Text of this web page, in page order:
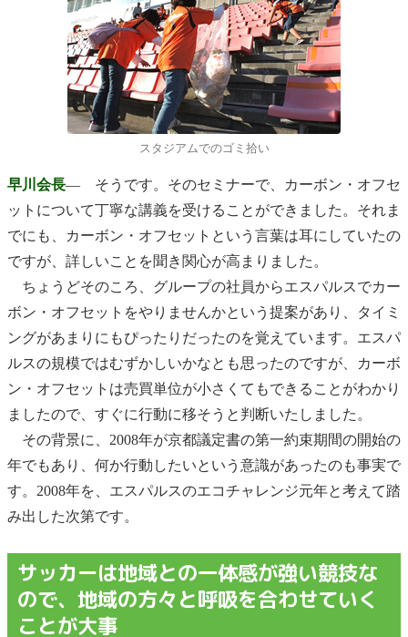
スタジアムでのゴミ拾い
早川会長― そうです。そのセミナーで、カーボン・オフセ
ットについて丁寧な講義を受けることができました。それま
でにも、カーボン・オフセットという言葉は耳にしていたの
ですが、詳しいことを聞き関心が高まりました。
ちょうどそのころ、グループの社員からエスパルスでカー
ボン・オフセットをやりませんかという提案があり、タイミ
ングがあまりにもぴったりだったのを覚えています。エスパ
ルスの規模ではむずかしいかなとも思ったのですが、カーボ
ン・オフセットは売買単位が小さくてもできることがわかり
ましたので、すぐに行動に移そうと判断いたしました。
その背景に、2008年が京都議定書の第一約束期間の開始の
年でもあり、何か行動したいという意識があったのも事実で
す。2008年を、エスパルスのエコチャレンジ元年と考えて踏
み出した次第です。
サッカーは地域との一体感が強い競技な
ので、地域の方々と呼吸を合わせていく
ことが大事